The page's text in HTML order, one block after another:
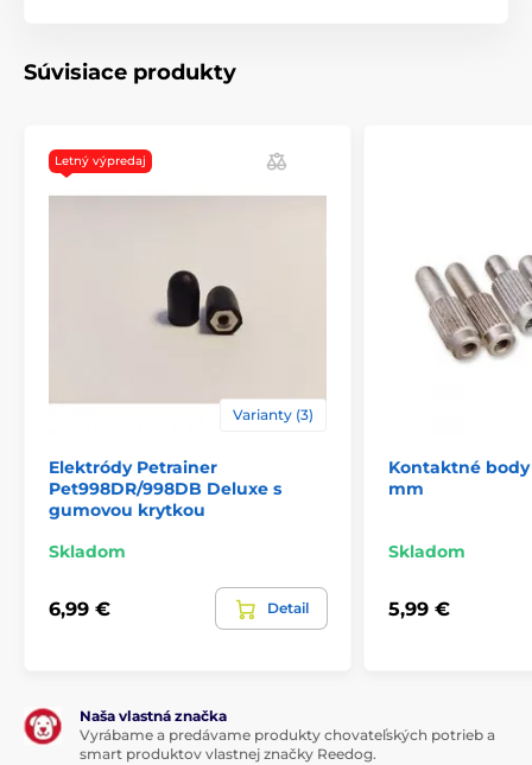
Súvisiace produkty
Letný výpredaj
Varianty (3)
Elektródy Petrainer
Pet998DR/998DB Deluxe s
gumovou krytkou
Skladom
6,99 € Detail
Kontaktné body
mm
Skladom
5,99 €
Naša vlastná značka
Vyrábame a predávame produkty chovateľských potrieb a
smart produktov vlastnej značky Reedog.